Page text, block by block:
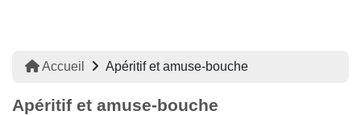
Accueil Apéritif et amuse-bouche
Apéritif et amuse-bouche